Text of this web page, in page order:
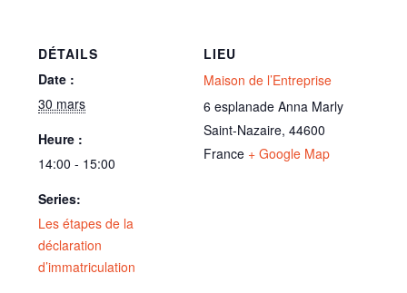
DÉTAILS
Date :
30 mars
Heure :
14:00 - 15:00
Series:
Les étapes de la
déclaration
d’immatriculation
LIEU
Maison de l’Entreprise
6 esplanade Anna Marly
Saint-Nazaire, 44600
France + Google Map